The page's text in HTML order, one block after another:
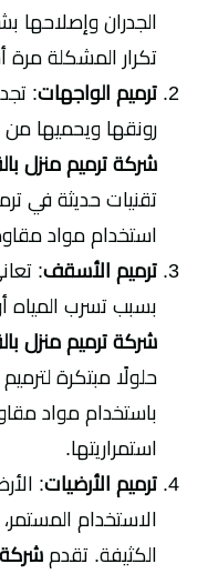
الجدران
تكرار المشكلة مرة
ترميم الواجهات:
رونقها ويحميها من
شركة ترميم منزل
تقنيات حديثة في
استخدام مواد
ترميم الأسقف:
بسبب تسرب المياه
شركة ترميم منزل
حلولًا مبتكرة
باستخدام مواد
استمراريتها.
ترميم الأرضيات:
الاستخدام
الكثيفة. تقدم شركة